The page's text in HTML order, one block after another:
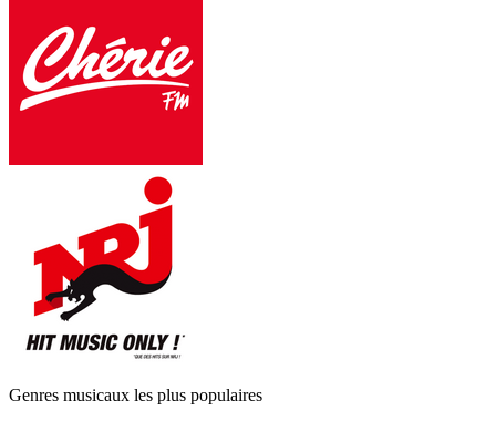
Genres musicaux les plus populaires